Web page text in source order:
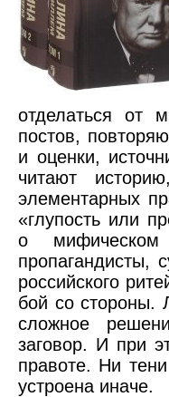
отделаться от
постов,
и оценки,
читают
элементарных
«глупость или
о
пропагандисты,
российского
бой со стороны.
сложное
заговор. И при
правоте. Ни
устроена иначе.